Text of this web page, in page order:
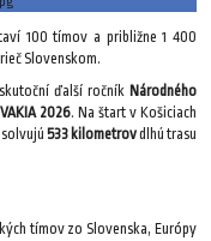
100 tímov a približne 1 400
Slovenskom.
ďalší ročník Národného
2026. Na štart v Košiciach
533 kilometrovdlhú trasu
tímov zo Slovenska, Európy